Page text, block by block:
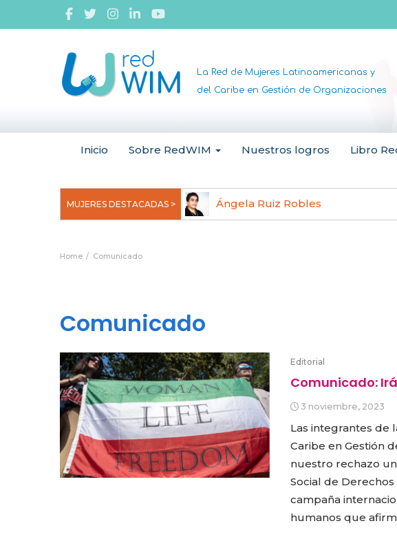
La Red de Mujeres Latinoamericanas y
del Caribe en Gestión de Organizaciones
Inicio Sobre RedWIM Nuestros logros Libro
MUJERES DESTACADAS >
Uchegbu, pionera en
Ángela Ruiz Robles
Home Comunicado
Comunicado
Editorial
Comunicado:
3 noviembre, 2023
Las integrantes de
Caribe en Gestión
nuestro rechazo
Social de
campaña
humanos que